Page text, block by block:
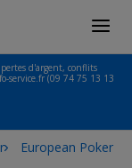
d'argent, conflits
service.fr (09 74 75 13 13
European Poker